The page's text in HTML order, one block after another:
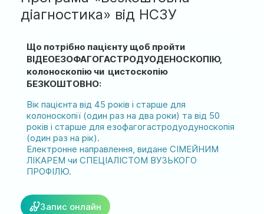
м. Ірпінь, вул. Соборна, 128/1
Пн-Пт: 8:00-19:00
Сб: 08:00-18:00
Нд: 9:00-17:00
official@test.test.vesta-med.com
Ми в соц. мережах
діагностика» від НСЗУ
Що потрібно пацієнту щоб пройти
ВІДЕОЕЗОФАГОГАСТРОДУОДЕНОСКОПІЮ,
колоноскопію чи цистоскопію
БЕЗКОШТОВНО:
Вік пацієнта від 45 років і старше для
колоноскопії (один раз на два роки) та від 50
років і старше для езофагогастродуодуноскопія
(один раз на рік).
Електронне направлення, видане СІМЕЙНИМ
ЛІКАРЕМ чи СПЕЦІАЛІСТОМ ВУЗЬКОГО
ПРОФІЛЮ.
Запис онлайн